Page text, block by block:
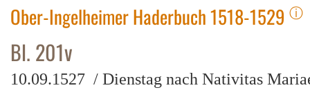
Ober-Ingelheimer Haderbuch 1518-1529 ⓘ
Bl. 201v
10.09.1527 / Dienstag nach Nativitas